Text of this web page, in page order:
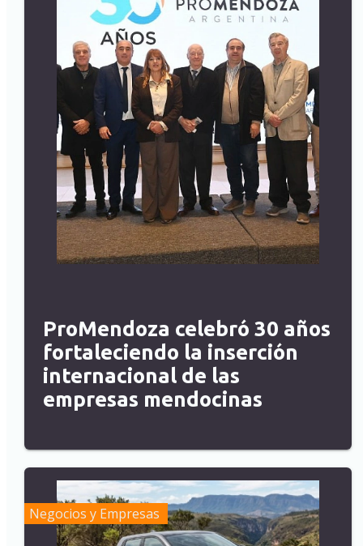
ProMendoza celebró 30 años
fortaleciendo la inserción
internacional de las
empresas mendocinas
Negocios y Empresas